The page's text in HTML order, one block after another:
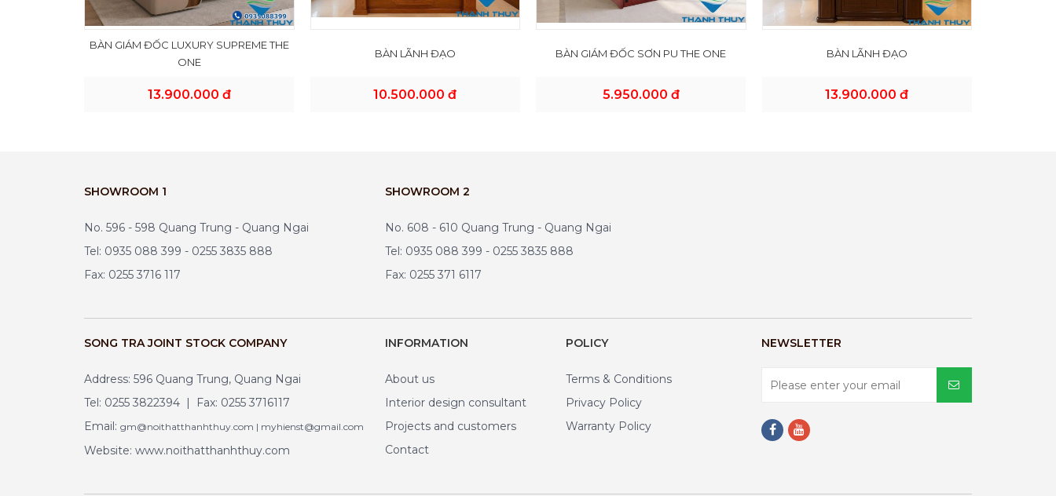
BÀN GIÁM ĐỐC LUXURY SUPREME THE
ONE
13.900.000 đ
BÀN LÃNH ĐẠO
10.500.000 đ
BÀN GIÁM ĐỐC SƠN PU THE ONE
5.950.000 đ
BÀN LÃNH ĐẠO
13.900.000 đ
SHOWROOM 1
No. 596 - 598 Quang Trung - Quang Ngai
Tel: 0935 088 399 - 0255 3835 888
Fax: 0255 3716 117
SHOWROOM 2
No. 608 - 610 Quang Trung - Quang Ngai
Tel: 0935 088 399 - 0255 3835 888
Fax: 0255 371 6117
SONG TRA JOINT STOCK COMPANY
Address: 596 Quang Trung, Quang Ngai
Tel: 0255 3822394 | Fax: 0255 3716117
Email: gm@noithatthanhthuy.com | myhienst@gmail.com
Website: www.noithatthanhthuy.com
INFORMATION
About us
Interior design consultant
Projects and customers
Contact
POLICY
Terms & Conditions
Privacy Policy
Warranty Policy
NEWSLETTER